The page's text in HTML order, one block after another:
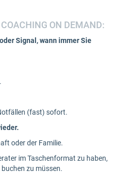
ON DEMAND:
Signal, wann immer Sie
(fast) sofort.
oder der Familie.
im Taschenformat zu haben,
zu müssen.